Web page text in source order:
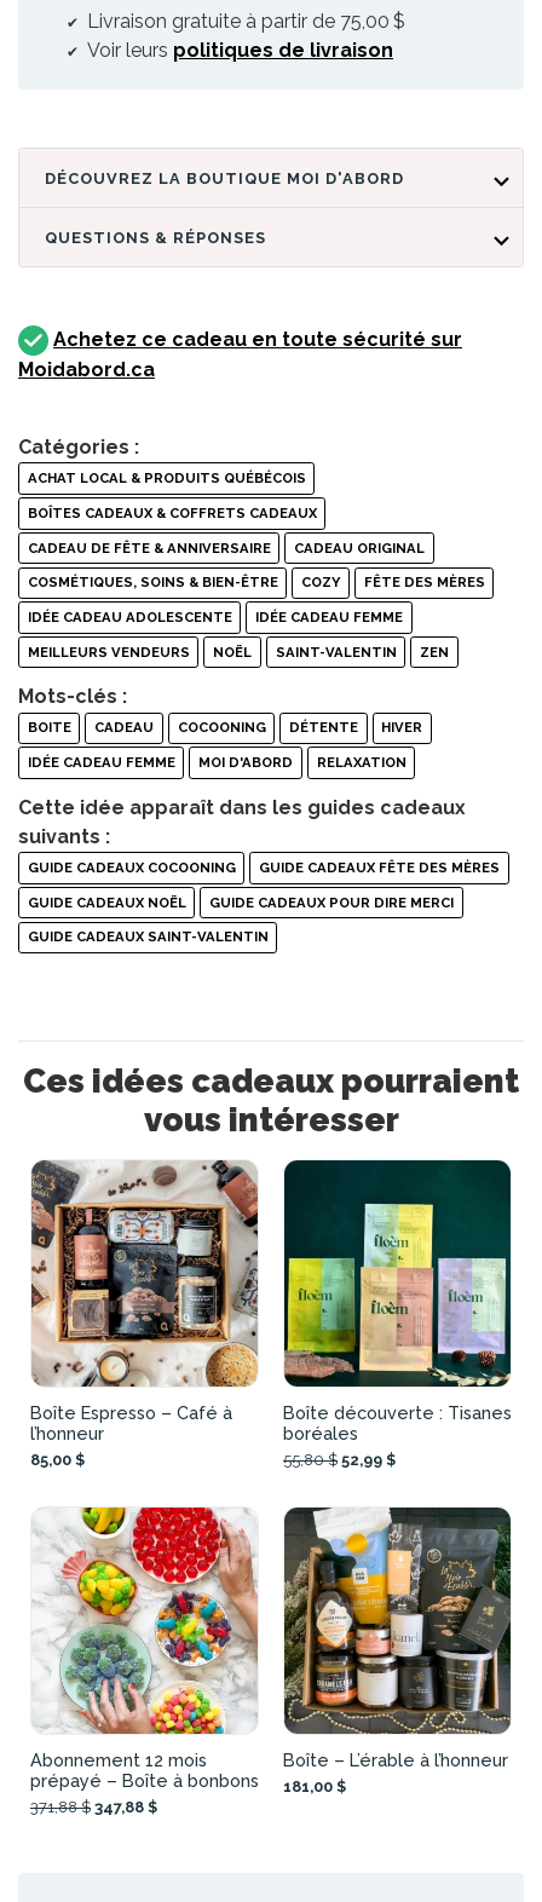
Livraison gratuite à partir de 75,00 $
Voir leurs politiques de livraison
DÉCOUVREZ LA BOUTIQUE MOI D'ABORD
QUESTIONS & RÉPONSES
Achetez ce cadeau en toute sécurité sur
Moidabord.ca
Catégories :
ACHAT LOCAL & PRODUITS QUÉBÉCOIS
BOÎTES CADEAUX & COFFRETS CADEAUX
CADEAU DE FÊTE & ANNIVERSAIRE CADEAU ORIGINAL
COSMÉTIQUES, SOINS & BIEN-ÊTRE COZY FÊTE DES MÈRES
IDÉE CADEAU ADOLESCENTE IDÉE CADEAU FEMME
MEILLEURS VENDEURS NOËL SAINT-VALENTIN ZEN
Mots-clés :
BOITE CADEAU COCOONING DÉTENTE HIVER
IDÉE CADEAU FEMME MOI D'ABORD RELAXATION
Cette idée apparaît dans les guides cadeaux
suivants :
GUIDE CADEAUX COCOONING GUIDE CADEAUX FÊTE DES MÈRES
GUIDE CADEAUX NOËL GUIDE CADEAUX POUR DIRE MERCI
GUIDE CADEAUX SAINT-VALENTIN
Ces idées cadeaux pourraient
vous intéresser
Boîte Espresso – Café à
l’honneur
85,00 $
Boîte découverte : Tisanes
boréales
55,80 $ 52,99 $
Abonnement 12 mois
prépayé – Boîte à bonbons
371,88 $ 347,88 $
Boîte – L’érable à l’honneur
181,00 $